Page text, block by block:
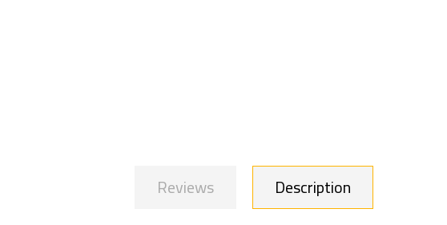
Description
Reviews